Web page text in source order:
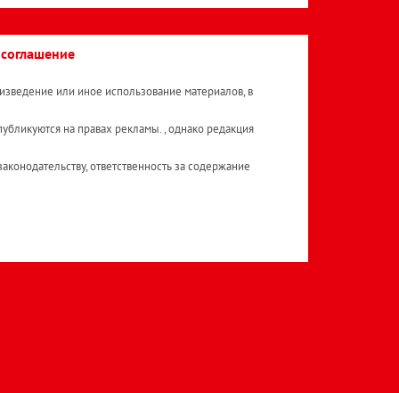
или иное использование материалов, в
на правах рекламы. , однако редакция
ответственность за содержание